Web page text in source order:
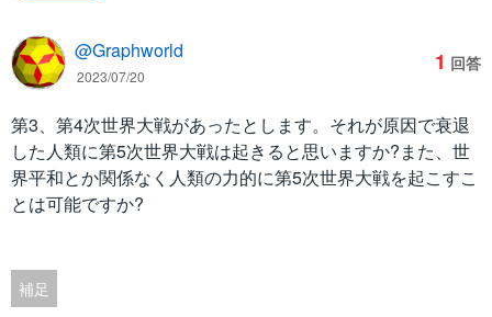
@Graphworld
2023/07/20
1 回答
第3、第4次世界大戦があったとします。それが原因で衰退
した人類に第5次世界大戦は起きると思いますか?また、世
界平和とか関係なく人類の力的に第5次世界大戦を起こすこ
とは可能ですか?
補足